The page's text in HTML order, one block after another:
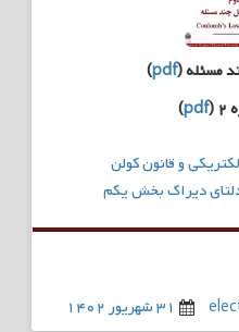
مسئله (pdf
)
(
pdf
)
و قانون کولن
دیراک بخش یکم
۳۱ شهریور ۱۴۰۲